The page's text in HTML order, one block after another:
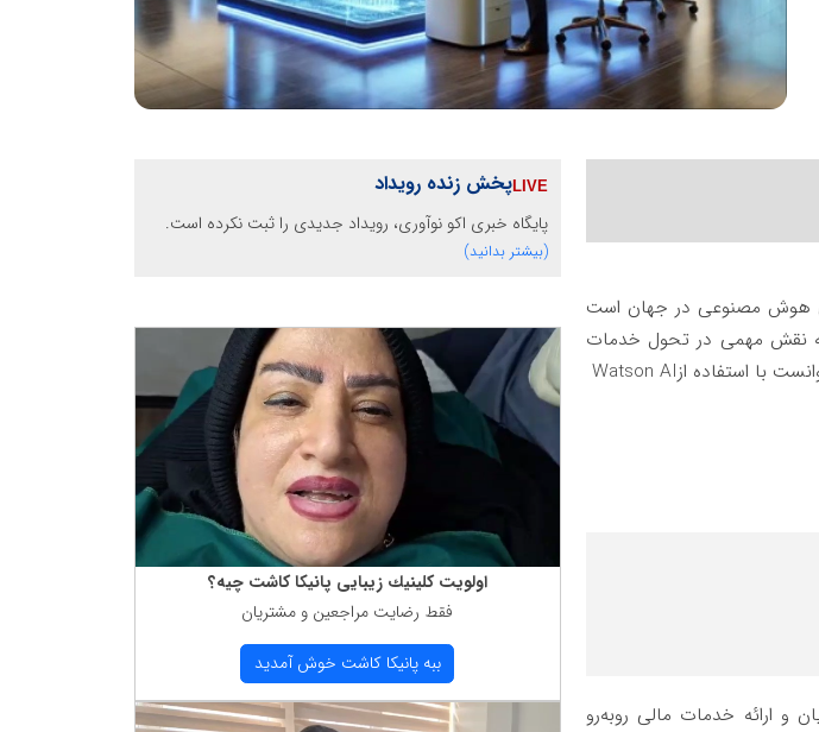
هوش مصنوعی در جهان است
نقش مهمی در تحول خدمات
با استفاده ازWatson AI
ارائه خدمات مالی روبه‌رو
پخش زنده رویداد
پایگاه خبری اکو نوآوری، رویداد جدیدی را ثبت نکرده است.
(بیشتر بدانید)
اولویت كلینیك زیبایی پانیكا كاشت چیه؟
فقط رضایت مراجعین و مشتریان
ببه پانیكا كاشت خوش آمدید